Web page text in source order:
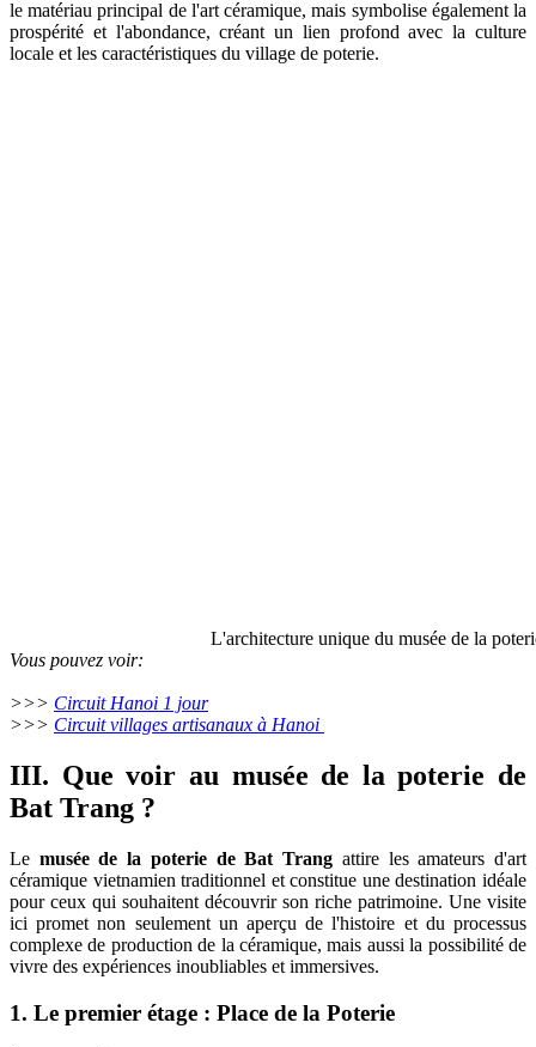
le matériau principal de l'art céramique, mais symbolise également la
prospérité et l'abondance, créant un lien profond avec la culture
locale et les caractéristiques du village de poterie.
L'architecture unique du musée de la
Vous pouvez voir:
>>> Circuit Hanoi 1 jour
>>> Circuit villages artisanaux à Hanoi
III. Que voir au musée de la poterie de
Bat Trang ?
Le musée de la poterie de Bat Trang attire les amateurs d'art
céramique vietnamien traditionnel et constitue une destination idéale
pour ceux qui souhaitent découvrir son riche patrimoine. Une visite
ici promet non seulement un aperçu de l'histoire et du processus
complexe de production de la céramique, mais aussi la possibilité de
vivre des expériences inoubliables et immersives.
1. Le premier étage : Place de la Poterie